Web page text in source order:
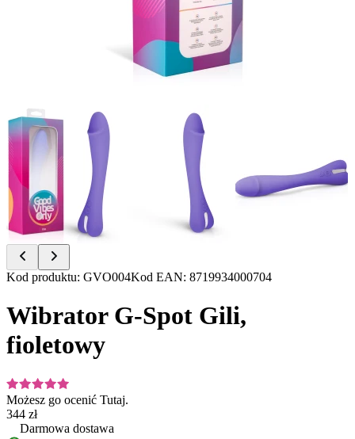
Item
of
8
Kod produktu: GVO004Kod EAN: 8719934000704
Wibrator G-Spot Gili,
fioletowy
Możesz go ocenić Tutaj.
344 zł
Darmowa dostawa